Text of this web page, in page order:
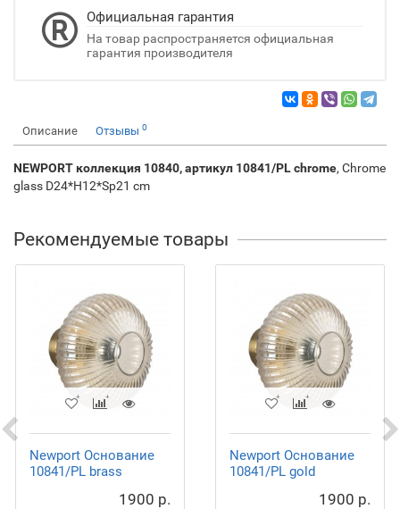
Официальная гарантия
На товар распространяется официальная
гарантия производителя
Описание Отзывы 0
NEWPORT коллекция 10840, артикул 10841/PL chrome, Chrome
glass D24*H12*Sp21 cm
Рекомендуемые товары
Newport Основание
10841/PL brass
1900 р.
Newport Основание
10841/PL gold
1900 р.